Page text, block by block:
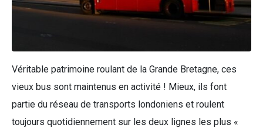
Véritable patrimoine roulant de la Grande Bretagne, ces
vieux bus sont maintenus en activité ! Mieux, ils font
partie du réseau de transports londoniens et roulent
toujours quotidiennement sur les deux lignes les plus «